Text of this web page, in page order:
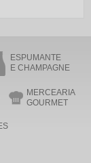
ESPUMANTE
E CHAMPAGNE
MERCEARIA
GOURMET